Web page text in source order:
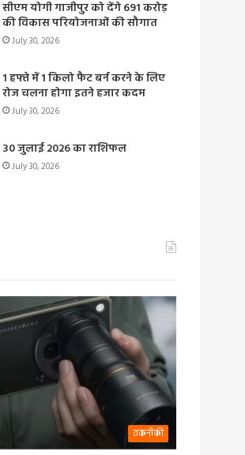
सीएम योगी गाजीपुर को देंगे 691 करोड़
की विकास परियोजनाओं की सौगात
July 30, 2026
1 हफ्ते में 1 किलो फैट बर्न करने के लिए
रोज चलना होगा इतने हजार कदम
July 30, 2026
30 जुलाई 2026 का राशिफल
July 30, 2026
तकनीकी